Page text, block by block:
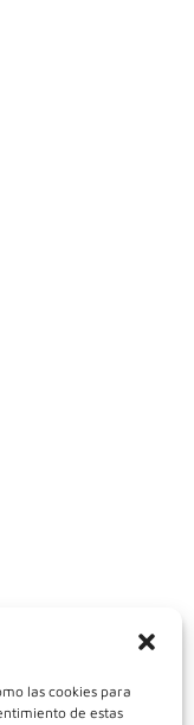
las cookies para
de estas